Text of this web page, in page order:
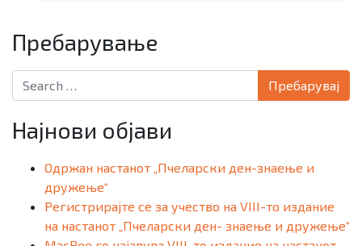
Пребарување
Search for:
Најнови објави
Одржан настанот „Пчеларски ден-знаење и
дружење“
Регистрирајте се за учество на VIII-то издание
на настанот „Пчеларски ден- знаење и дружење“